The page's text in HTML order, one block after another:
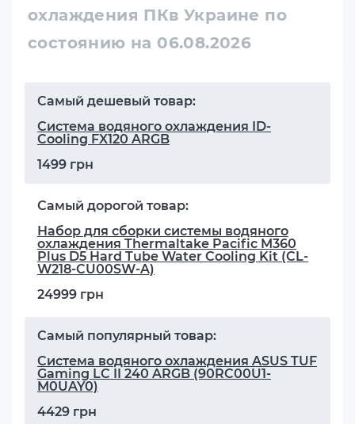
охлаждения ПКв Украине по
состоянию на 06.08.2026
Самый дешевый товар:
Система водяного охлаждения ID-
Cooling FX120 ARGB
1499 грн
Самый дорогой товар:
Набор для сборки системы водяного
охлаждения Thermaltake Pacific M360
Plus D5 Hard Tube Water Cooling Kit (CL-
W218-CU00SW-A)
24999 грн
Самый популярный товар:
Система водяного охлаждения ASUS TUF
Gaming LC II 240 ARGB (90RC00U1-
M0UAY0)
4429 грн